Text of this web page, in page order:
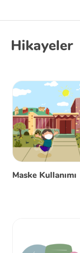
Hikayeler
Maske Kullanımı